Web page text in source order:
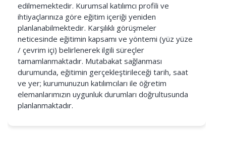
edilmemektedir. Kurumsal katılımcı profili ve
ihtiyaçlarınıza göre eğitim içeriği yeniden
planlanabilmektedir. Karşılıklı görüşmeler
neticesinde eğitimin kapsamı ve yöntemi (yüz yüze
/ çevrim içi) belirlenerek ilgili süreçler
tamamlanmaktadır. Mutabakat sağlanması
durumunda, eğitimin gerçekleştirileceği tarih, saat
ve yer; kurumunuzun katılımcıları ile öğretim
elemanlarımızın uygunluk durumları doğrultusunda
planlanmaktadır.